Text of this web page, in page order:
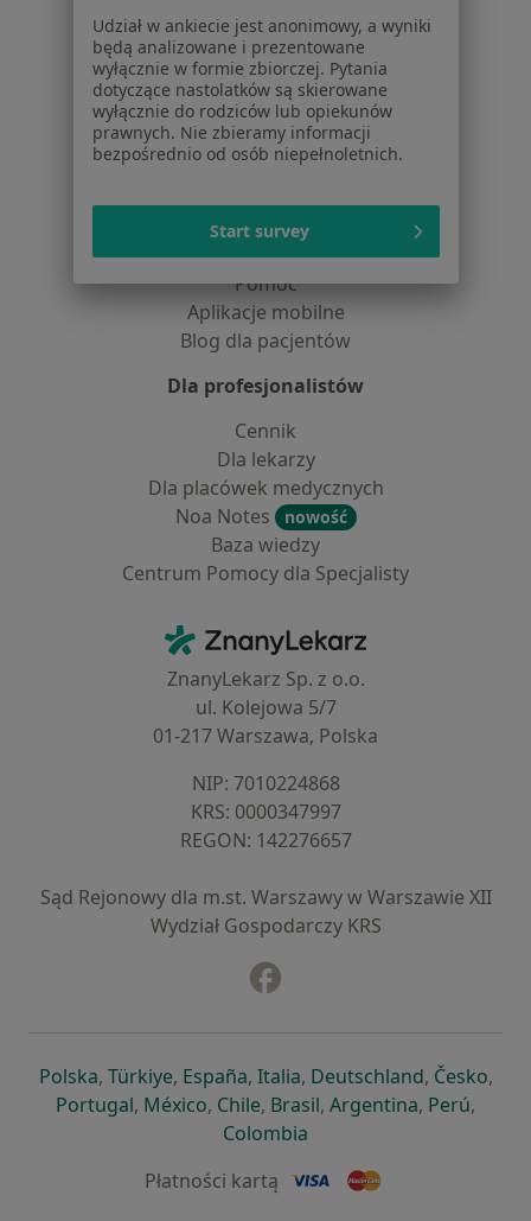
Centrum prasowe
Kontakt
Dla pacjentów
Lekarze
Placówki medyczne
Usługi i zabiegi
Choroby
Pomoc
Aplikacje mobilne
Blog dla pacjentów
Dla profesjonalistów
Cennik
Dla lekarzy
Dla placówek medycznych
Noa Notes
nowość
Baza wiedzy
Centrum Pomocy dla Specjalisty
ZnanyLekarz - Strona główna
ZnanyLekarz Sp. z o.o.
ul. Kolejowa 5/7
01-217 Warszawa, Polska
NIP: ⁠7010224868
KRS: ⁠0000347997
REGON: ⁠142276657
Sąd Rejonowy dla m.st. Warszawy w Warszawie XII
Wydział Gospodarczy KRS
Polskaotwiera się w nowej karcie
, Türkiyeotwiera się w nowej karcie
, Españaotwiera się w nowej karcie
, Italiaotwiera się w nowej
, Deutschlandotwiera się
, Česko,
Portugalotwiera się w nowej karcie
, Méxicootwiera się w nowej karcie
, Chileotwiera się w nowej karcie
, Brasilotwiera się w nowej
, Argentinaotwiera się
, Perú,
Colombia
Płatności kartą
Udział w ankiecie jest anonimowy, a wyniki
będą analizowane i prezentowane
wyłącznie w formie zbiorczej. Pytania
dotyczące nastolatków są skierowane
wyłącznie do rodziców lub opiekunów
prawnych. Nie zbieramy informacji
bezpośrednio od osób niepełnoletnich.
Start survey